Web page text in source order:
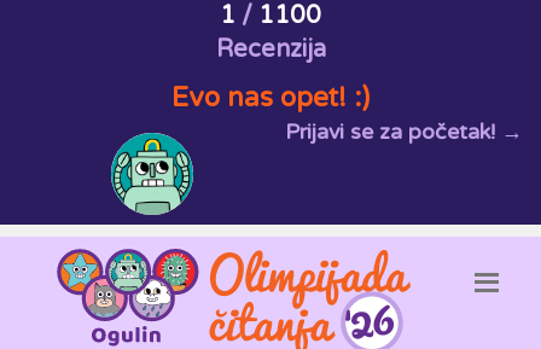
1 / 1100
Recenzija
Evo nas opet! :)
Prijavi se za početak! →